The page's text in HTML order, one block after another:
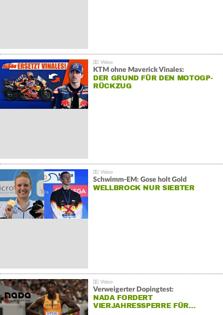
KTM ohne Maverick Vinales:
DER GRUND FÜR DEN MOTOGP-
RÜCKZUG
Schwimm-EM: Gose holt Gold
WELLBROCK NUR SIEBTER
Verweigerter Dopingtest:
NADA FORDERT
VIERJAHRESSPERRE FÜR…